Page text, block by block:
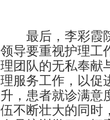
最后，李彩霞院
领导要重视护理工
理团队的无私奉献
理服务工作，以促
升，患者就诊满意
伍不断壮大的同时